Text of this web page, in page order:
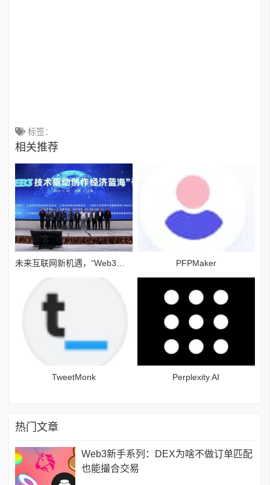
标签：
相关推荐
PFPMaker
TweetMonk Perplexity AI
热门文章
Web3新手系列：DEX为啥不做订单匹配
也能撮合交易